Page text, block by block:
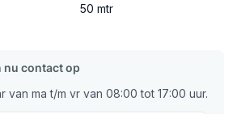
50 mtr
nu contact op
van ma t/m vr van 08:00 tot 17:00 uur.